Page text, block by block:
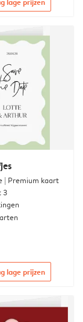
| Premium kaart
3
lage prijzen